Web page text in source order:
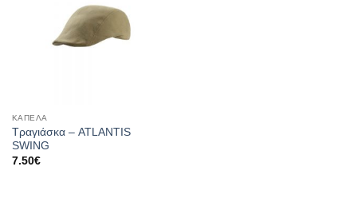
ΚΑΠΕΛΑ
Τραγιάσκα – ATLANTIS
SWING
7.50€